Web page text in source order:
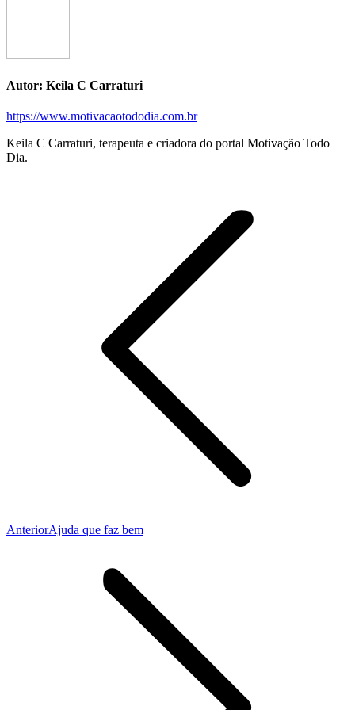
Autor: Keila C Carraturi
https://www.motivacaotododia.com.br
Keila C Carraturi, terapeuta e criadora do portal Motivação Todo
Dia.
AnteriorPublicação
Ajuda que faz bem